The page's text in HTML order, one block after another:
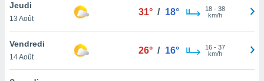
un
la
du
Jeudi
13 Août
31° / 18° 18- 38
km/h
Vendredi
14 Août
26° / 16° 16- 37
km/h